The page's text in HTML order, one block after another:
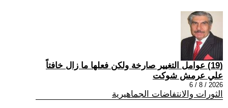
(19) عوامل التغيير صارخة ولكن فعلها ما زال خافتاً
علي عرمش شوكت
2026 / 8 / 6
الثورات والانتفاضات الجماهيرية